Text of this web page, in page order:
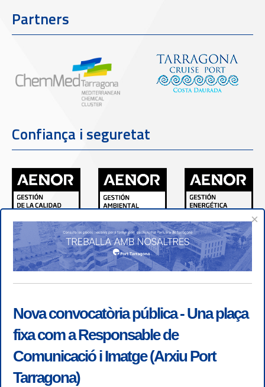
Partners
Confiança i seguretat
×
Nova convocatòria pública - Una plaça
fixa com a Responsable de
Comunicació i Imatge (Arxiu Port
Tarragona)